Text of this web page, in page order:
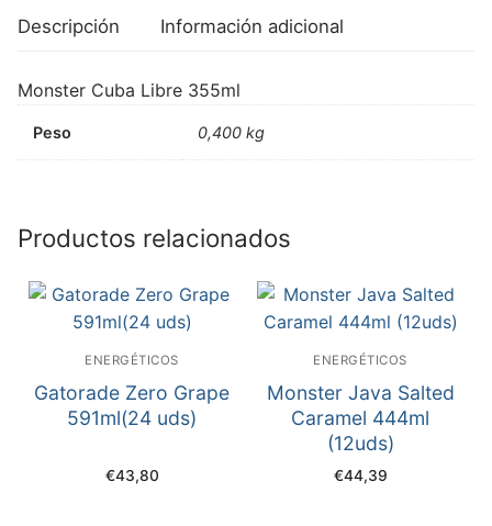
Descripción Información adicional
Monster Cuba Libre 355ml
Peso 0,400 kg
Productos relacionados
ENERGÉTICOS
Gatorade Zero Grape
591ml(24 uds)
€43,80
ENERGÉTICOS
Monster Java Salted
Caramel 444ml
(12uds)
€44,39